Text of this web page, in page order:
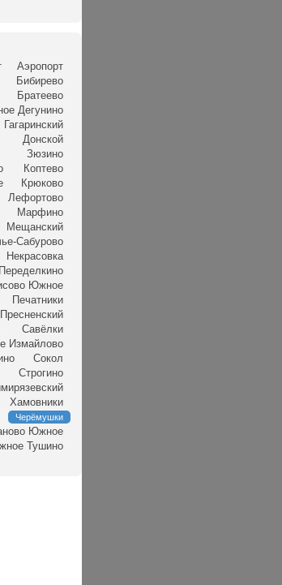
Аэропорт
Бибирево
Братеево
Дегунино
Гагаринский
Донской
Зюзино
Коптево
Крюково
Лефортово
Марфино
Мещанский
Сабурово
Некрасовка
Южное
Печатники
Пресненский
Савёлки
Измайлово
Сокол
Строгино
Хамовники
Черёмушки
Южное
Тушино